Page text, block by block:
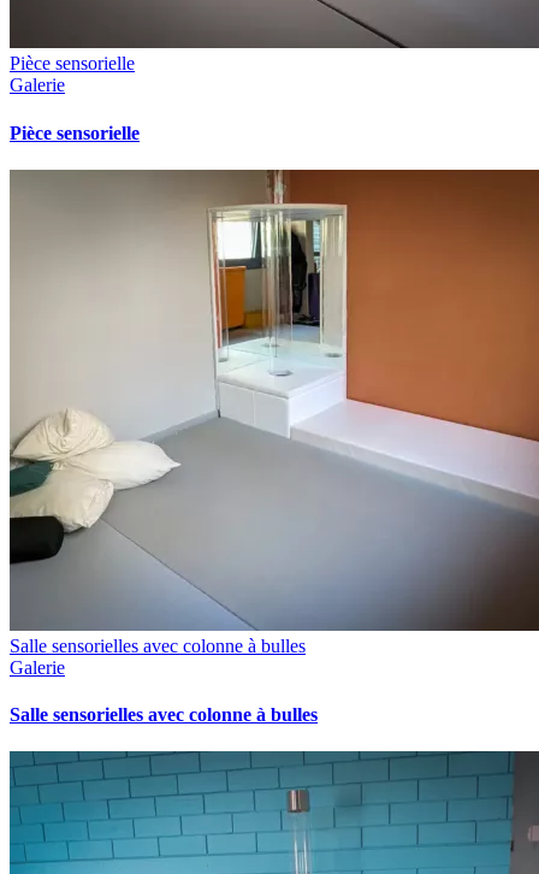
Pièce sensorielle
Galerie
Pièce sensorielle
Salle sensorielles avec colonne à bulles
Galerie
Salle sensorielles avec colonne à bulles